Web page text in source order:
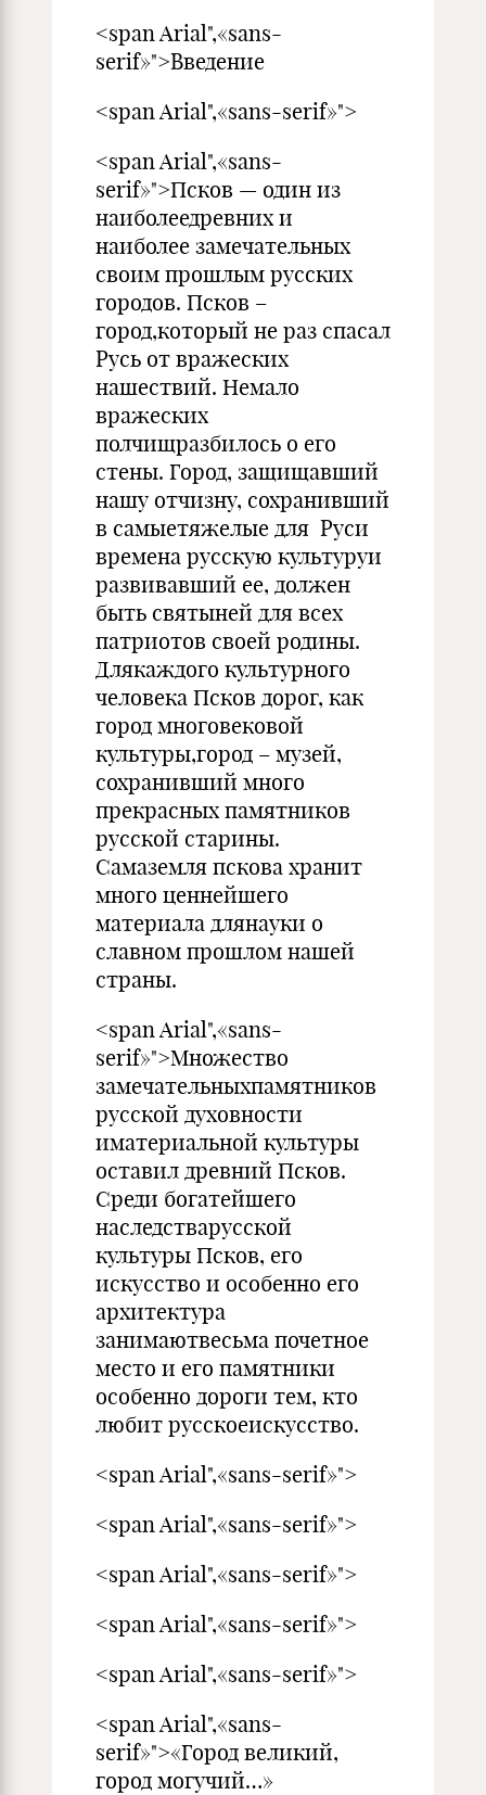
<span Arial",«sans-
serif»">Введение
<span Arial",«sans-serif»">
<span Arial",«sans-
serif»">Псков — один из
наиболеедревних и
наиболее замечательных
своим прошлым русских
городов. Псков –
город,который не раз спасал
Русь от вражеских
нашествий. Немало
вражеских
полчищразбилось о его
стены. Город, защищавший
нашу отчизну, сохранивший
в самыетяжелые для Руси
времена русскую культуруи
развивавший ее, должен
быть святыней для всех
патриотов своей родины.
Длякаждого культурного
человека Псков дорог, как
город многовековой
культуры,город – музей,
сохранивший много
прекрасных памятников
русской старины.
Самаземля пскова хранит
много ценнейшего
материала длянауки о
славном прошлом нашей
страны.
<span Arial",«sans-
serif»">Множество
замечательныхпамятников
русской духовности
иматериальной культуры
оставил древний Псков.
Среди богатейшего
наследстварусской
культуры Псков, его
искусство и особенно его
архитектура
занимаютвесьма почетное
место и его памятники
особенно дороги тем, кто
любит русскоеискусство.
<span Arial",«sans-serif»">
<span Arial",«sans-serif»">
<span Arial",«sans-serif»">
<span Arial",«sans-serif»">
<span Arial",«sans-serif»">
<span Arial",«sans-
serif»">«Город великий,
город могучий…»